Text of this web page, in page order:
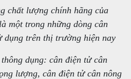
chất lượng chính hãng của
một trong những dòng cân
dụng trên thị trường hiện nay
dụng: cân điện tử cân
lượng, cân điện tử cân nông